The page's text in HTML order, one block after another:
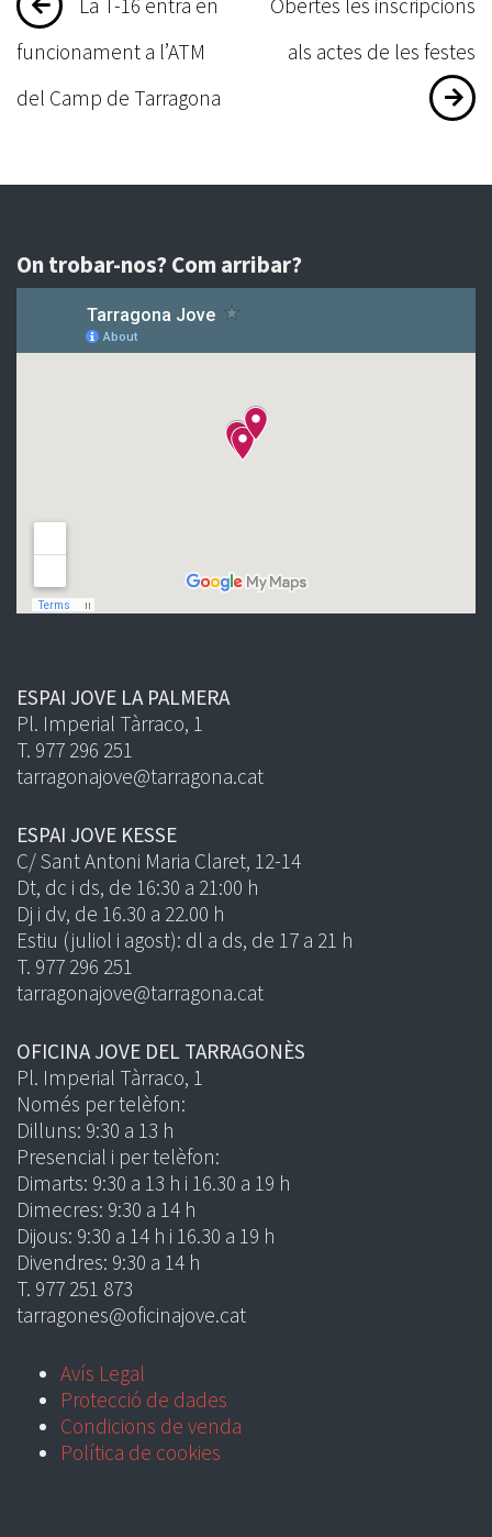
d'entrades
La T-16 entra en
funcionament a l’ATM
del Camp de Tarragona
Obertes les inscripcions
als actes de les festes
On trobar-nos? Com arribar?
ESPAI JOVE LA PALMERA
Pl. Imperial Tàrraco, 1
T. 977 296 251
tarragonajove@tarragona.cat
ESPAI JOVE KESSE
C/ Sant Antoni Maria Claret, 12-14
Dt, dc i ds, de 16:30 a 21:00 h
Dj i dv, de 16.30 a 22.00 h
Estiu (juliol i agost): dl a ds, de 17 a 21 h
T. 977 296 251
tarragonajove@tarragona.cat
OFICINA JOVE DEL TARRAGONÈS
Pl. Imperial Tàrraco, 1
Només per telèfon:
Dilluns: 9:30 a 13 h
Presencial i per telèfon:
Dimarts: 9:30 a 13 h i 16.30 a 19 h
Dimecres: 9:30 a 14 h
Dijous: 9:30 a 14 h i 16.30 a 19 h
Divendres: 9:30 a 14 h
T. 977 251 873
tarragones@oficinajove.cat
Avís Legal
Protecció de dades
Condicions de venda
Política de cookies